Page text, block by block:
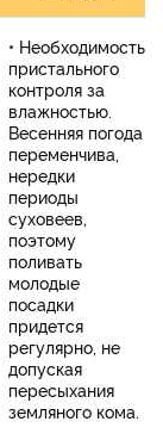
• Необходимость
пристального
контроля за
влажностью.
Весенняя погода
переменчива,
нередки
периоды
суховеев,
поэтому
поливать
молодые
посадки
придется
регулярно, не
допуская
пересыхания
земляного кома.